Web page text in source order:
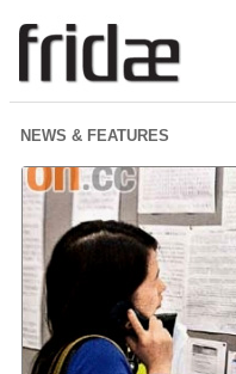
NEWS & FEATURES